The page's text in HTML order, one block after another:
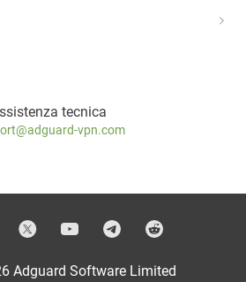
tecnica
vpn.com
Adguard Software Limited